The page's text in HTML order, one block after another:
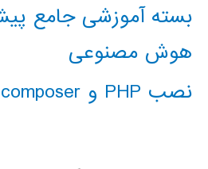
بسته آموزشی جامع
هوش مصنوعی
نصب PHP و composer در ویندوز 10